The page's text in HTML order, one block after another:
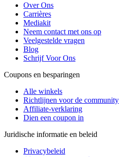
Over Ons
Carrières
Mediakit
Neem contact met ons op
Veelgestelde vragen
Blog
Schrijf Voor Ons
Coupons en besparingen
Alle winkels
Richtlijnen voor de community
Affiliate-verklaring
Dien een coupon in
Juridische informatie en beleid
Privacybeleid